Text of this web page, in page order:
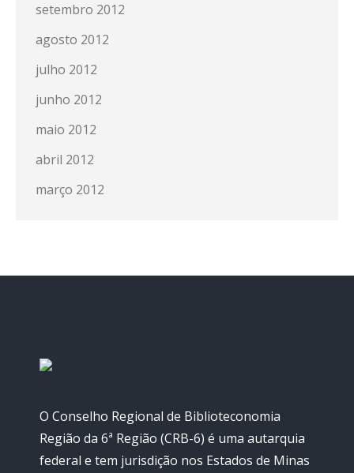
setembro 2012
agosto 2012
julho 2012
junho 2012
maio 2012
abril 2012
março 2012
O Conselho Regional de Biblioteconomia
Região da 6ª Região (CRB-6) é uma autarquia
federal e tem jurisdição nos Estados de Minas